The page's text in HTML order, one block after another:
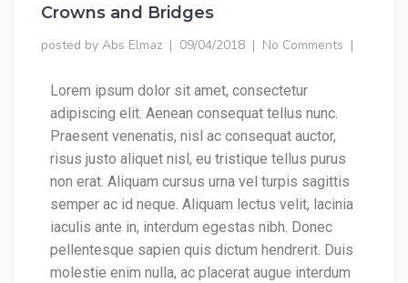
Crowns and Bridges
posted by Abs Elmaz 09/04/2018 No Comments
Lorem ipsum dolor sit amet, consectetur
adipiscing elit. Aenean consequat tellus nunc.
Praesent venenatis, nisl ac consequat auctor,
risus justo aliquet nisl, eu tristique tellus purus
non erat. Aliquam cursus urna vel turpis sagittis
semper ac id neque. Aliquam lectus velit, lacinia
iaculis ante in, interdum egestas nibh. Donec
pellentesque sapien quis dictum hendrerit. Duis
molestie enim nulla, ac placerat augue interdum